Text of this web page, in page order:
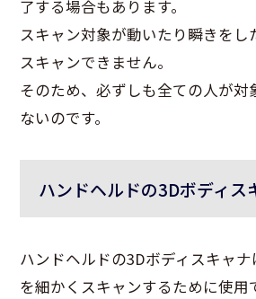
了する場合もあります。
スキャン対象が動いたり瞬きをし
スキャンできません。
そのため、必ずしも全ての人が対
ないのです。
ハンドヘルドの3Dボディス
ハンドヘルドの3Dボディスキャ
を細かくスキャンするために使用